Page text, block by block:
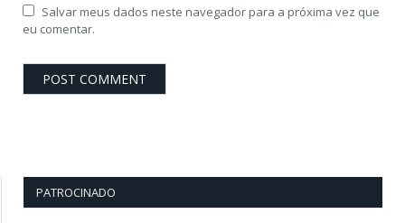
Salvar meus dados neste navegador para a próxima vez que
eu comentar.
PATROCINADO